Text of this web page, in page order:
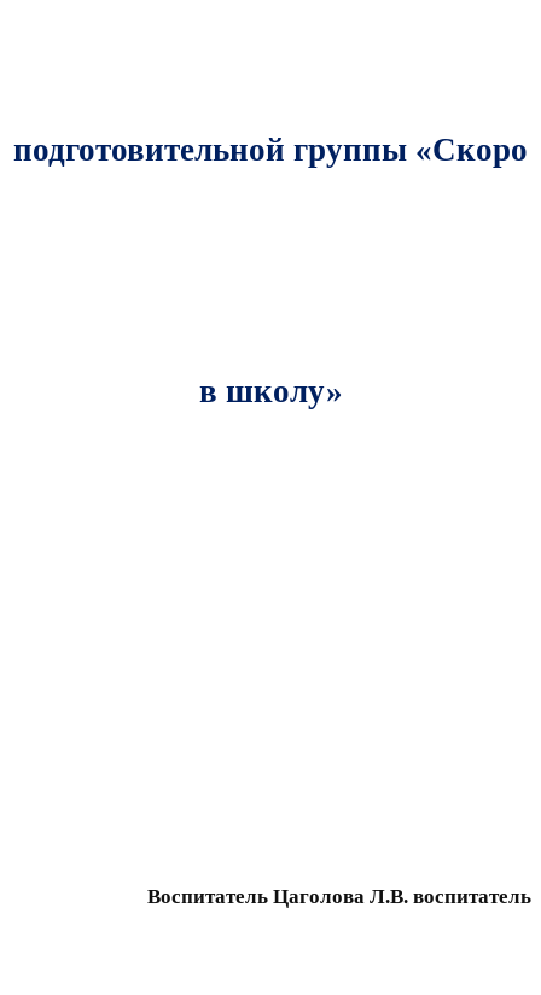
подготовительной группы «Скоро
в школу»
Воспитатель Цаголова Л.В. воспитатель